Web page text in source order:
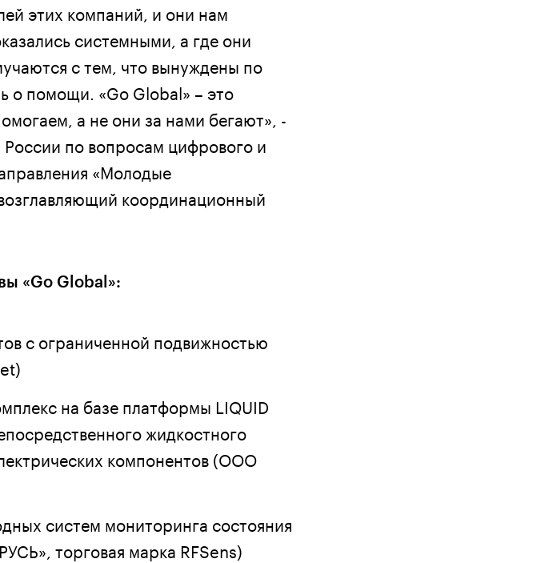
этих компаний, и они нам
системными, а где они
с тем, что вынуждены по
о помощи. «Go Global» – это
а не они за нами бегают», -
по вопросам цифрового и
«Молодые
координационный
«Go Global»:
с ограниченной подвижностью
на базе платформы LIQUID
жидкостного
компонентов (ООО
систем мониторинга состояния
торговая марка RFSens)